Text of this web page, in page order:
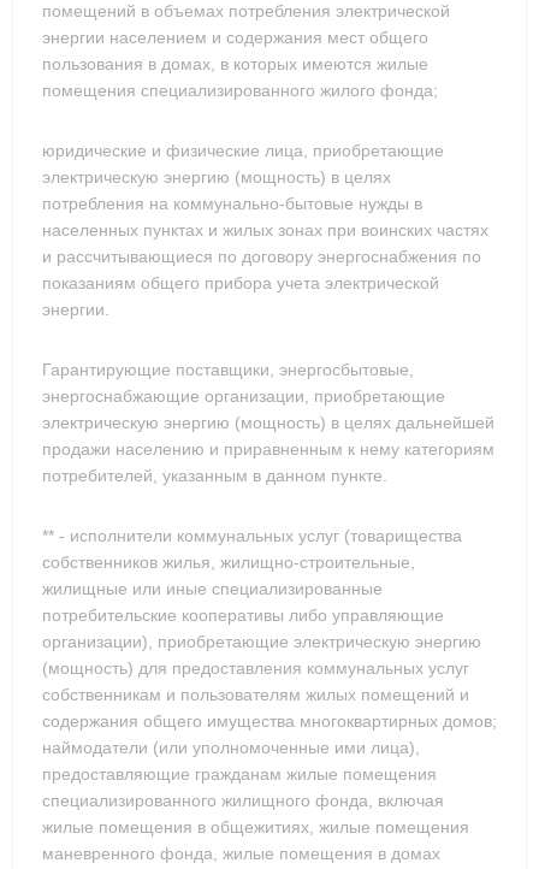
помещений в объемах потребления электрической
энергии населением и содержания мест общего
пользования в домах, в которых имеются жилые
помещения специализированного жилого фонда;
юридические и физические лица, приобретающие
электрическую энергию (мощность) в целях
потребления на коммунально-бытовые нужды в
населенных пунктах и жилых зонах при воинских частях
и рассчитывающиеся по договору энергоснабжения по
показаниям общего прибора учета электрической
энергии.
Гарантирующие поставщики, энергосбытовые,
энергоснабжающие организации, приобретающие
электрическую энергию (мощность) в целях дальнейшей
продажи населению и приравненным к нему категориям
потребителей, указанным в данном пункте.
** - исполнители коммунальных услуг (товарищества
собственников жилья, жилищно-строительные,
жилищные или иные специализированные
потребительские кооперативы либо управляющие
организации), приобретающие электрическую энергию
(мощность) для предоставления коммунальных услуг
собственникам и пользователям жилых помещений и
содержания общего имущества многоквартирных домов;
наймодатели (или уполномоченные ими лица),
предоставляющие гражданам жилые помещения
специализированного жилищного фонда, включая
жилые помещения в общежитиях, жилые помещения
маневренного фонда, жилые помещения в домах